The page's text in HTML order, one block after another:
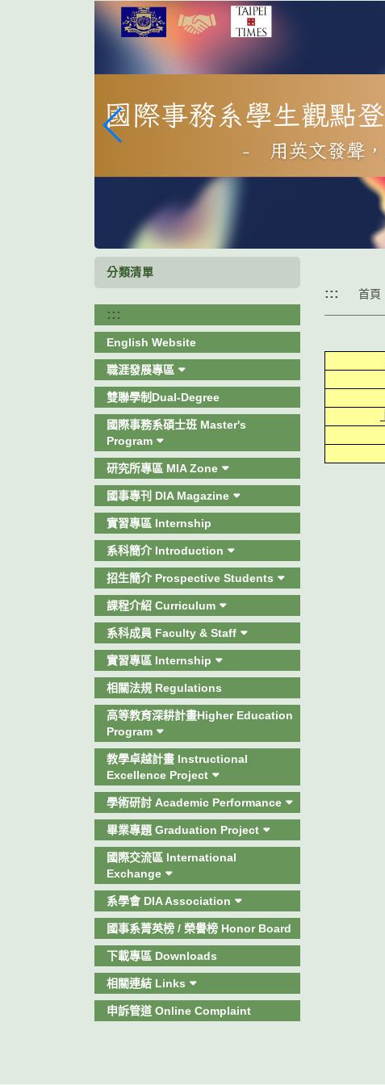
分類清單
:::
English Website
職涯發展專區
雙聯學制Dual-Degree
國際事務系碩士班 Master's
Program
研究所專區 MIA Zone
國事專刊 DIA Magazine
實習專區 Internship
系科簡介 Introduction
招生簡介 Prospective Students
課程介紹 Curriculum
系科成員 Faculty & Staff
實習專區 Internship
相關法規 Regulations
高等教育深耕計畫Higher Education
Program
教學卓越計畫 Instructional
Excellence Project
學術研討 Academic Performance
畢業專題 Graduation Project
國際交流區 International
Exchange
系學會 DIA Association
國事系菁英榜 / 榮譽榜 Honor Board
下載專區 Downloads
相關連結 Links
申訴管道 Online Complaint
::: 首頁